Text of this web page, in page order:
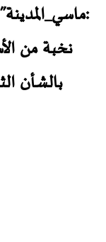
نخبة من
بالشأن